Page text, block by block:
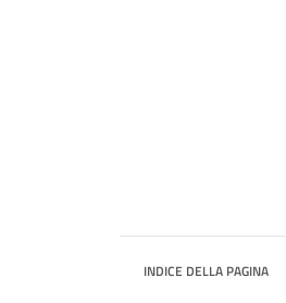
INDICE DELLA PAGINA